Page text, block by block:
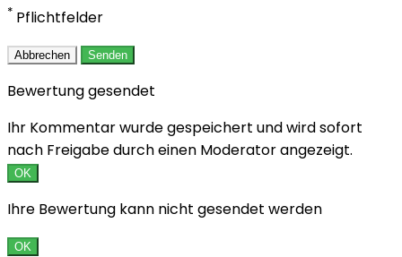
* Pflichtfelder
Abbrechen Senden
Bewertung gesendet
Ihr Kommentar wurde gespeichert und wird sofort
nach Freigabe durch einen Moderator angezeigt.
OK
Ihre Bewertung kann nicht gesendet werden
OK